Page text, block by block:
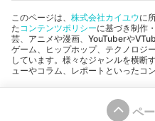
このページは、 株式会社カイユウに
たコンテンツポリシーに基づき制作
芸、アニメや漫画、YouTuberや
ゲーム、ヒップホップ、テクノロジ
しています。様々なジャンルを横断
ューやコラム、レポートといったコ
ペ